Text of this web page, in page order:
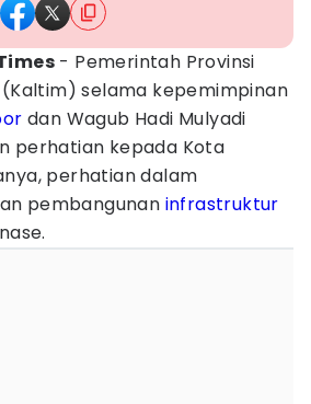
- Pemerintah Provinsi
(Kaltim) selama kepemimpinan
dan Wagub Hadi Mulyadi
perhatian kepada Kota
perhatian dalam
pembangunan infrastruktur